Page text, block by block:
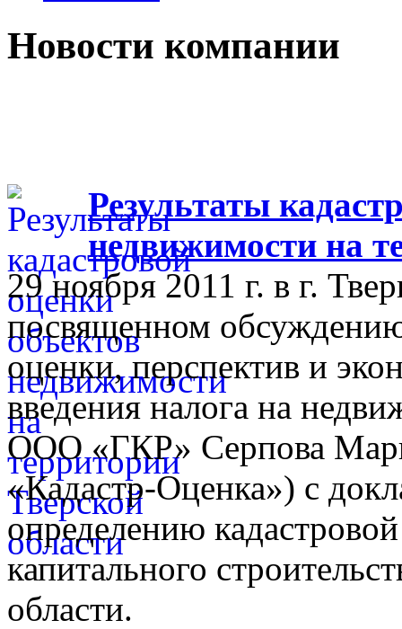
Новости компании
Результаты
недвижимости на
29 ноября 2011 г. в г.
посвященном обсуждению
оценки, перспектив и
введения налога на
ООО «ГКР» Серпова
«Кадастр-Оценка») с
определению
капитального
области.